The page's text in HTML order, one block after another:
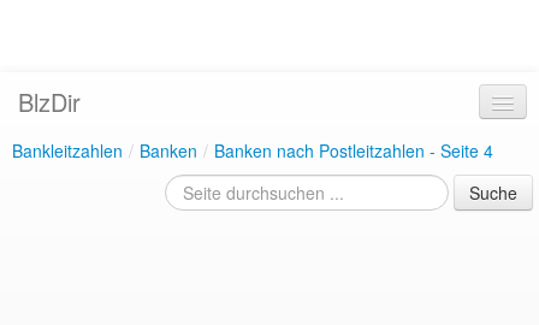
BlzDir
Bankleitzahlen / Banken / Banken nach Postleitzahlen - Seite 4
Suche